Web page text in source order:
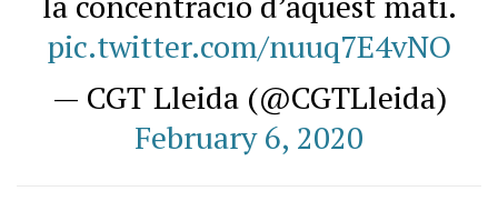
pic.twitter.com/nuuq7E4vNO
— CGT Lleida (@CGTLleida)
February 6, 2020